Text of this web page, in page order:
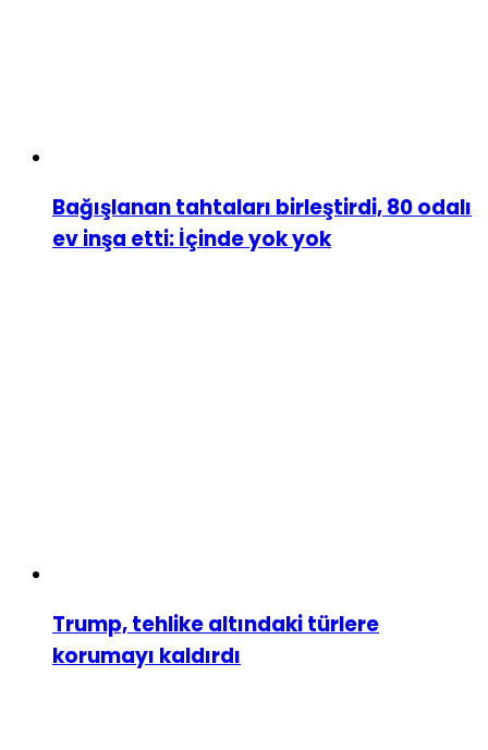
Bağışlanan tahtaları birleştirdi, 80 odalı
ev inşa etti: İçinde yok yok
Trump, tehlike altındaki türlere
korumayı kaldırdı